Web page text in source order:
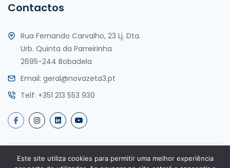
Contactos
Rua Fernando Carvalho, 23 Lj. Dta.
Urb. Quinta da Parreirinha
2695-244 Bobadela
Email: geral@novazeta3.pt
Telf: +351 213 553 930
Copyright @2025 por Nova Zeta 3, Lda. Todos os direitos
Este site utiliza cookies para permitir uma melhor experiência